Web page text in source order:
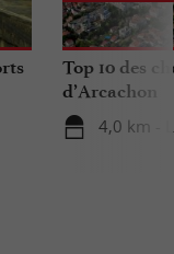
Top 10 des
d’Arcachon
4,0 km -